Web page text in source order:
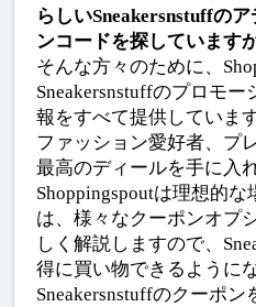
らしいSneakersnstuffの
ンコードを探しています
そんな方々のために、
Sneakersnstuffのプロモ
報をすべて提供していま
ファッション愛好者、プ
最高のディールを手に入
Shoppingspoutは理想的
は、様々なクーポンオプ
しく解説しますので、
得に買い物できるように
Sneakersnstuffのクーポ